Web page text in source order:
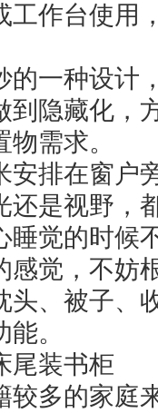
工作台使用
一种设计，
到隐藏化，
需求。
排在窗户旁
还是视野，
觉的时候不
感觉，不妨
头、被子、
。
装书柜
多的家庭来